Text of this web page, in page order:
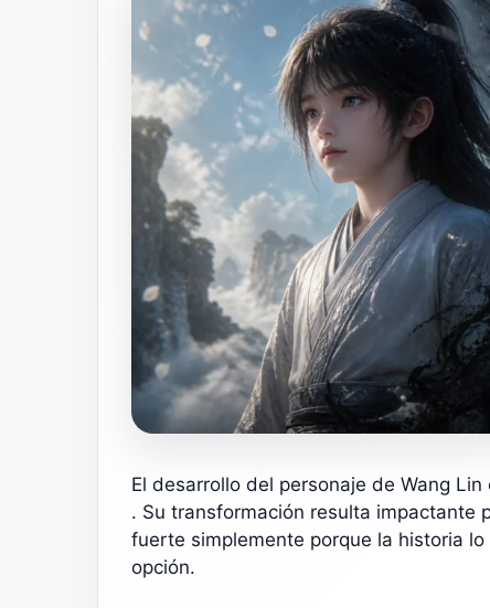
El desarrollo del personaje de Wang
. Su transformación resulta impactante
fuerte simplemente porque la historia
opción.